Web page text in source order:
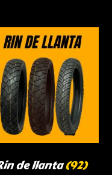
de llanta(92)